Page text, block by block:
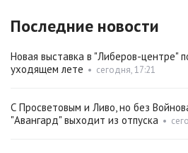
Последние новости
Новая выставка в "Либеров-центре"
уходящем лете • сегодня, 17:21
С Просветовым и Ливо, но без
"Авангард" выходит из отпуска •